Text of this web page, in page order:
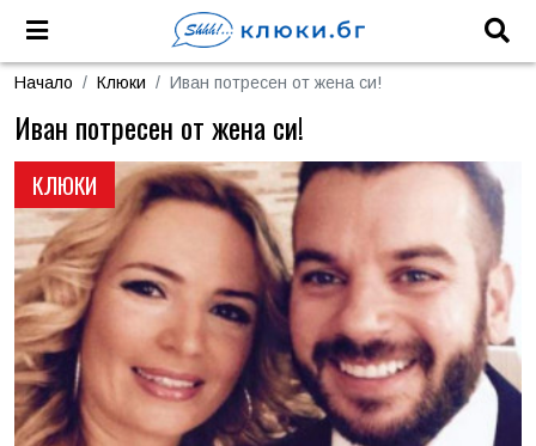
Начало Клюки Иван потресен от жена си!
КЛЮКИ
Иван потресен от жена си!